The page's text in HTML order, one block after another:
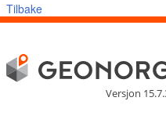
Tilbake